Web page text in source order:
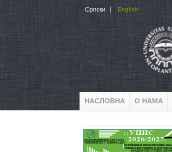
Skip to main content
Српски English
НАСЛОВНА О НАМА